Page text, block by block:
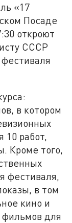
«17
Посаде
откроют
СССР
в котором
10 работ,
Кроме того,
фестиваля,
в том
кино и
фильмов для